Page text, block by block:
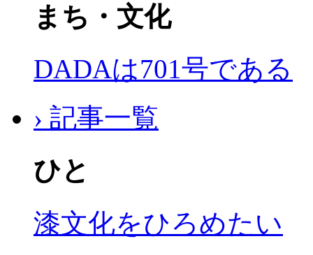
まち・文化
DADAは701号である
› 記事一覧
ひと
漆文化をひろめたい